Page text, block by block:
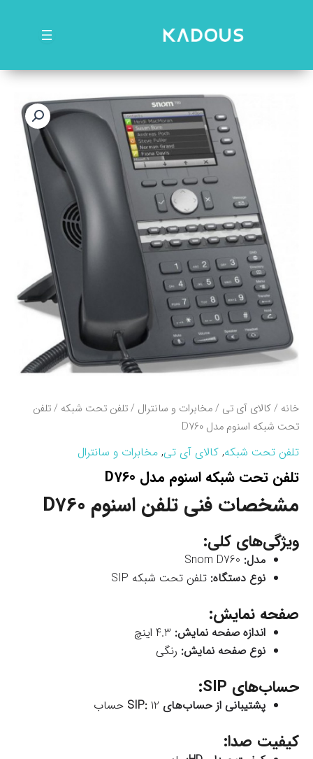
خانه /کالای آی تی /مخابرات و سانترال /تلفن تحت شبکه / تلفن
تحت شبکه اسنوم مدل D760
تلفن تحت شبکه, کالای آی تی, مخابرات و سانترال
تلفن تحت شبکه اسنوم مدل D760
مشخصات فنی تلفن اسنوم D760
ویژگی‌های کلی:
مدل:
نوع دستگاه: تلفن تحت شبکه SIP
صفحه نمایش:
اندازه صفحه نمایش:
نوع صفحه نمایش: رنگی
حساب‌های SIP:
پشتیبانی از حساب‌های SIP: 12 حساب
کیفیت صدا: